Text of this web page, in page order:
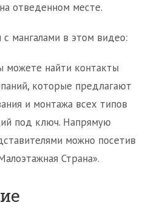
отведенном месте.
мангалами в этом видео:
можете найти контакты
которые предлагают
и монтажа всех типов
под ключ. Напрямую
можно посетив
Страна».